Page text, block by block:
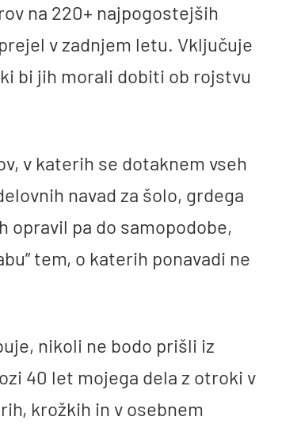
na 220+ najpogostejših
v zadnjem letu. Vključuje
bi jih morali dobiti ob rojstvu
v katerih se dotaknem vseh
navad za šolo, grdega
opravil pa do samopodobe,
tem, o katerih ponavadi ne
nikoli ne bodo prišli iz
40 let mojega dela z otroki v
krožkih in v osebnem